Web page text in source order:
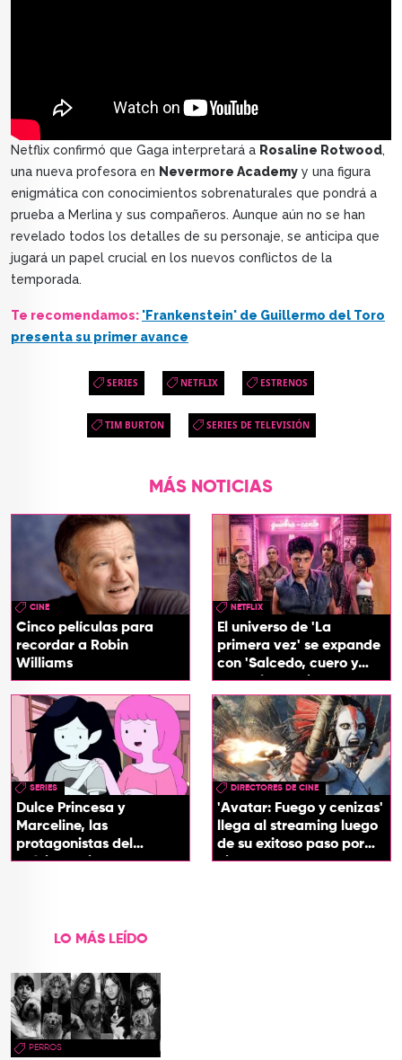
Netflix confirmó que Gaga interpretará a Rosaline Rotwood,
una nueva profesora en Nevermore Academy y una figura
enigmática con conocimientos sobrenaturales que pondrá a
prueba a Merlina y sus compañeros. Aunque aún no se han
revelado todos los detalles de su personaje, se anticipa que
jugará un papel crucial en los nuevos conflictos de la
temporada.
Te recomendamos: 'Frankenstein' de Guillermo del Toro
presenta su primer avance
SERIES NETFLIX ESTRENOS
TIM BURTON SERIES DE TELEVISIÓN
MÁS NOTICIAS
CINE
Cinco películas para
recordar a Robin
Williams
NETFLIX
El universo de 'La
primera vez' se expande
con 'Salcedo, cuero y
boogaloo', spin off
SERIES
Dulce Princesa y
Marceline, las
protagonistas del
próximo spin-off de 'Hora
DIRECTORES DE CINE
'Avatar: Fuego y cenizas'
llega al streaming luego
de su exitoso paso por
cines
LO MÁS LEÍDO
PERROS